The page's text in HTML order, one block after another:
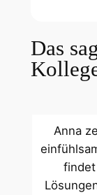
Das
Anna
findet